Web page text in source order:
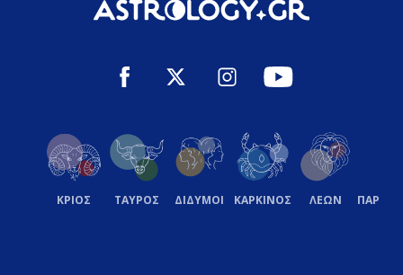
ΚΡΙΟΣ ΤΑΥΡΟΣ ΔΙΔΥΜΟΙ ΚΑΡΚΙΝΟΣ ΛΕΩΝ